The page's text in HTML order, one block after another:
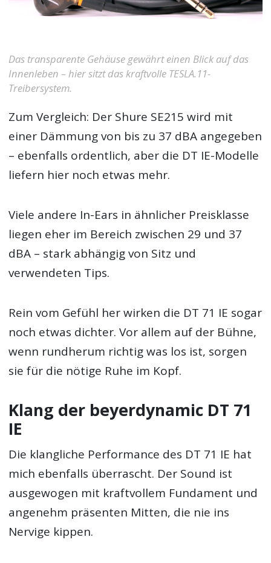
Das transparente Gehäuse gewährt einen Blick auf das
Innenleben – hier sitzt das kraftvolle TESLA.11-
Treibersystem.
Zum Vergleich: Der Shure SE215 wird mit
einer Dämmung von bis zu 37 dBA angegeben
– ebenfalls ordentlich, aber die DT IE-Modelle
liefern hier noch etwas mehr.
Viele andere In-Ears in ähnlicher Preisklasse
liegen eher im Bereich zwischen 29 und 37
dBA – stark abhängig von Sitz und
verwendeten Tips.
Rein vom Gefühl her wirken die DT 71 IE sogar
noch etwas dichter. Vor allem auf der Bühne,
wenn rundherum richtig was los ist, sorgen
sie für die nötige Ruhe im Kopf.
Klang der beyerdynamic DT 71
IE
Die klangliche Performance des DT 71 IE hat
mich ebenfalls überrascht. Der Sound ist
ausgewogen mit kraftvollem Fundament und
angenehm präsenten Mitten, die nie ins
Nervige kippen.